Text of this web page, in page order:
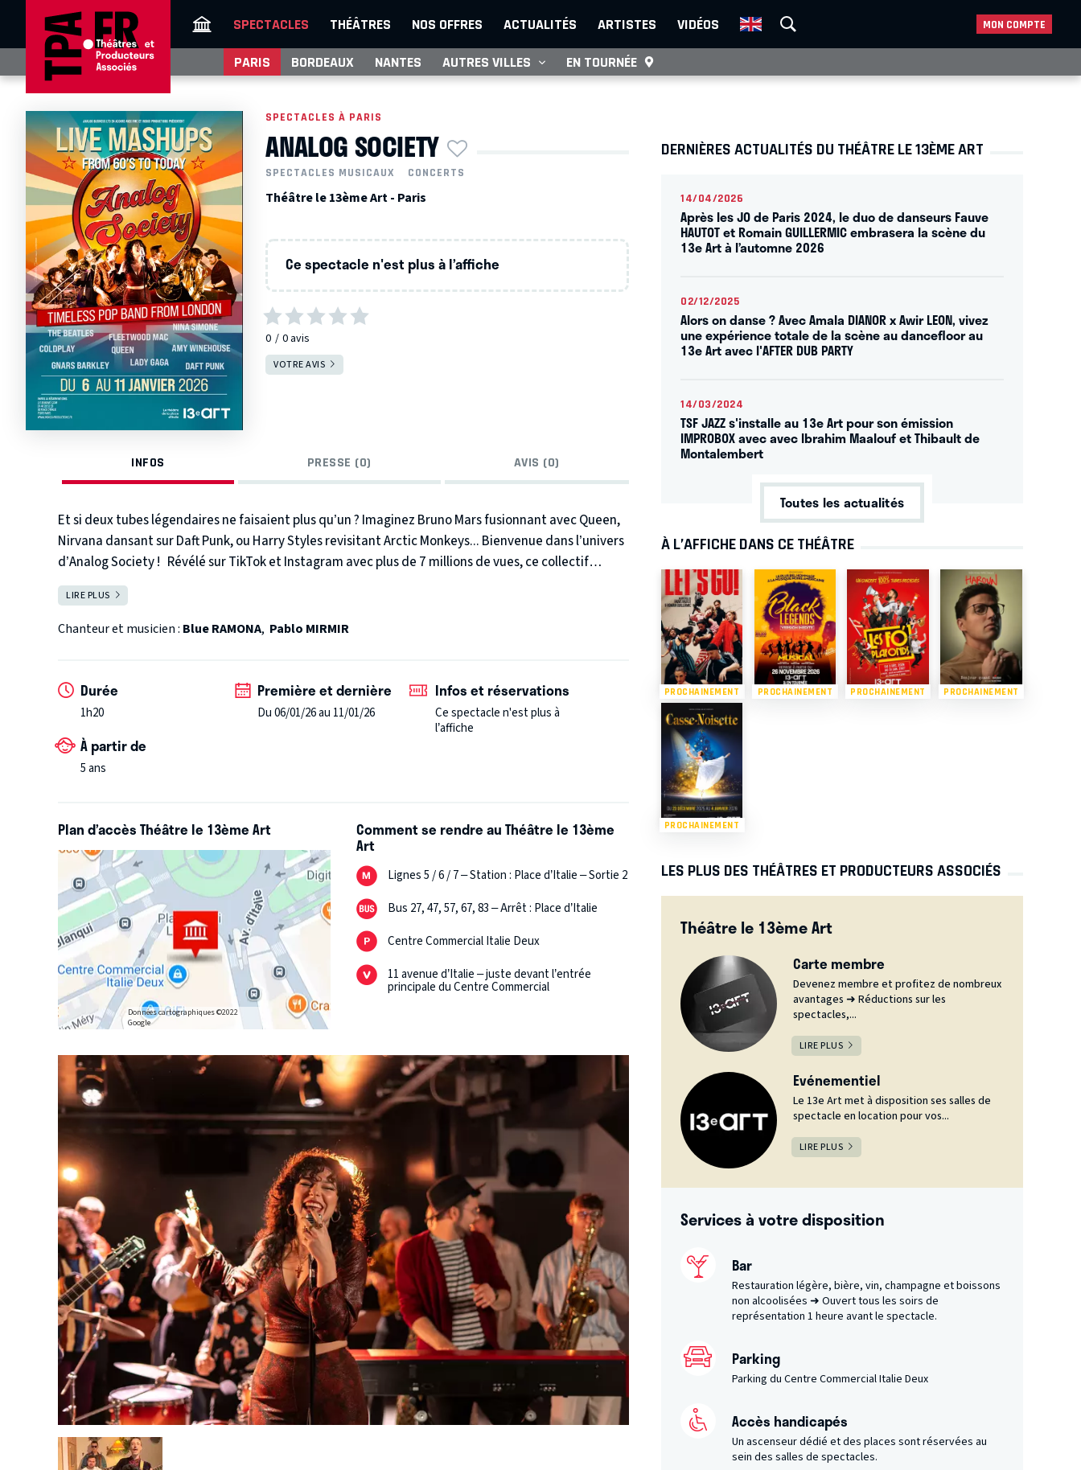
SPECTACLES THÉÂTRES NOS OFFRES ACTUALITÉS ARTISTES VIDÉOS MON COMPTE
PARIS BORDEAUX NANTES AUTRES VILLES EN TOURNÉE
SPECTACLES À PARIS
ANALOG SOCIETY
SPECTACLES MUSICAUX CONCERTS
Théâtre le 13ème Art - Paris
Ce spectacle n'est plus à l’affiche
0 0avis
VOTRE AVIS
INFOS PRESSE (0) AVIS (0)
Et si deux tubes légendaires ne faisaient plus qu’un ? Imaginez Bruno Mars fusionnant avec Queen,
Nirvana dansant sur Daft Punk, ou Harry Styles revisitant Arctic Monkeys... Bienvenue dans l’univers
d’Analog Society ! Révélé sur TikTok et Instagram avec plus de 7 millions de vues, ce collectif
londonien réinvente l’art du mashup live. À chaque morceau, deux hits emblématiques se
rencontrent pour un choc des générations aussi étonnant qu’électrisant.
et Pablo Mirmir, entourés de huit musiciens , livrent un show explosif mêlant groove, rock et électro,
LIRE PLUS
Chanteur et musicien : Blue RAMONA, Pablo MIRMIR
Durée
1h20
Première et dernière
Du 06/01/26 au 11/01/26
Infos et réservations
Ce spectacle n'est plus à
l’affiche
À partir de
5 ans
Plan d’accès Théâtre le 13ème Art
Données cartographiques ©2022
Google
Comment se rendre au Théâtre le 13ème
Art
Lignes 5 / 6 / 7 – Station : Place d’Italie – Sortie 2
Bus 27, 47, 57, 67, 83 – Arrêt : Place d’Italie
Centre Commercial Italie Deux
11 avenue d’Italie – juste devant l’entrée
principale du Centre Commercial
DERNIÈRES ACTUALITÉS DU THÉÂTRE LE 13ÈME ART
14/04/2026
Après les JO de Paris 2024, le duo de danseurs Fauve
HAUTOT et Romain GUILLERMIC embrasera la scène du
13e Art à l’automne 2026
02/12/2025
Alors on danse ? Avec Amala DIANOR x Awir LEON, vivez
une expérience totale de la scène au dancefloor au
13e Art avec l'AFTER DUB PARTY
14/03/2024
TSF JAZZ s'installe au 13e Art pour son émission
IMPROBOX avec avec Ibrahim Maalouf et Thibault de
Montalembert
Toutes les actualités
À L’AFFICHE DANS CE THÉÂTRE
PROCHAINEMENT PROCHAINEMENT PROCHAINEMENT PROCHAINEMENT
PROCHAINEMENT
LES PLUS DES THÉÂTRES ET PRODUCTEURS ASSOCIÉS
Théâtre le 13ème Art
Carte membre
Devenez membre et profitez de nombreux
avantages ➜ Réductions sur les
spectacles,...
LIRE PLUS
Evénementiel
Le 13e Art met à disposition ses salles de
spectacle en location pour vos...
LIRE PLUS
Services à votre disposition
Bar
Restauration légère, bière, vin, champagne et boissons
non alcoolisées ➜ Ouvert tous les soirs de
représentation 1 heure avant le spectacle.
Parking
Parking du Centre Commercial Italie Deux
Accès handicapés
Un ascenseur dédié et des places sont réservées au
sein des salles de spectacles.